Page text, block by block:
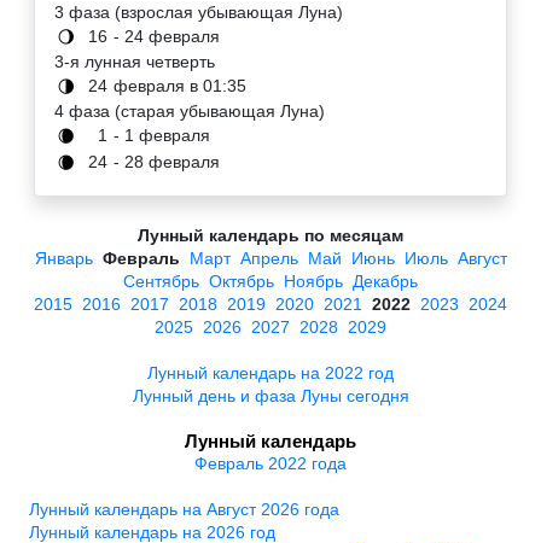
3 фаза (взрослая убывающая Луна)
🌖 16 - 24 февраля
3-я лунная четверть
🌗 24 февраля в 01:35
4 фаза (старая убывающая Луна)
🌘 1 - 1 февраля
🌘 24 - 28 февраля
Лунный календарь по месяцам
Январь Февраль Март Апрель Май Июнь Июль Август
Сентябрь Октябрь Ноябрь Декабрь
2015 2016 2017 2018 2019 2020 2021 2022 2023
2024
2025 2026 2027 2028 2029
Лунный календарь на 2022 год
Лунный день и фаза Луны сегодня
Лунный календарь
Февраль 2022 года
Лунный календарь на Август 2026 года
Лунный календарь на 2026 год